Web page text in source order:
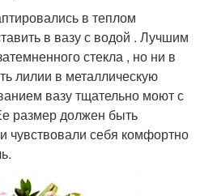
в теплом
в вазу с водой . Лучшим
стекла , но ни в
лилии в металлическую
вазу тщательно моют с
размер должен быть
чувствовали себя комфортно